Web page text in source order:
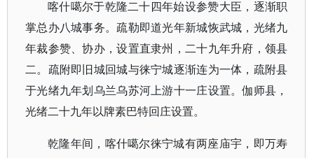
喀什噶尔于乾隆二十四年始设参赞大臣，逐渐职
掌总办八城事务。疏勒即道光年新城恢武城，光绪九
年裁参赞、协办，设置直隶州，二十九年升府，领县
二。疏附即旧城回城与徕宁城逐渐连为一体，疏附县
于光绪九年划乌兰乌苏河上游十一庄设置。伽师县，
光绪二十九年以牌素巴特回庄设置。
乾隆年间，喀什噶尔徕宁城有两座庙宇，即万寿